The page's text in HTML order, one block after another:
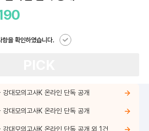
항을 확인하였습니다.
강대모의고사K 온라인 단독 공개
강대모의고사K 온라인 단독 공개
강대모의고사K 온라인 단독 공개 외 1건